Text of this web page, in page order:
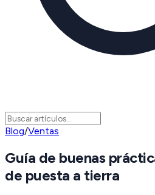
Blog/Ventas
Guía de buenas
de puesta a tierra